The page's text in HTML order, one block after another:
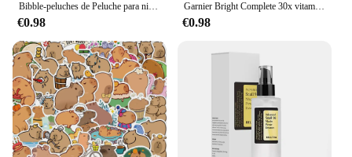
Bibble-peluches de Peluche para niños, muñecos de Peluche suaves de 2 piezas, 25cm, decoración de la habitación del hogar, regalo de cumpleaños
€0.98
Garnier Bright Complete 30x vitamina C niacinamida Booster suero blanqueamiento tono de piel esencia desvanecimiento acné marca productos de belleza 30ml
€0.98